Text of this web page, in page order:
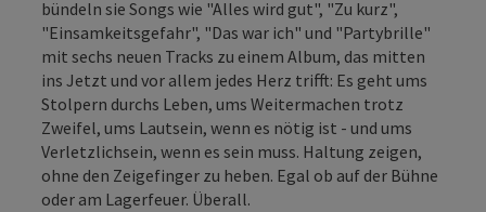
bündeln sie Songs wie "Alles wird gut", "Zu kurz",
"Einsamkeitsgefahr", "Das war ich" und "Partybrille"
mit sechs neuen Tracks zu einem Album, das mitten
ins Jetzt und vor allem jedes Herz trifft: Es geht ums
Stolpern durchs Leben, ums Weitermachen trotz
Zweifel, ums Lautsein, wenn es nötig ist - und ums
Verletzlichsein, wenn es sein muss. Haltung zeigen,
ohne den Zeigefinger zu heben. Egal ob auf der Bühne
oder am Lagerfeuer. Überall.